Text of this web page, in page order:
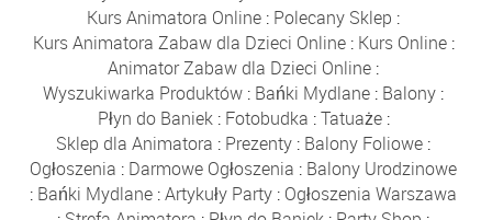
Kurs Animatora Online : Polecany Sklep :
Kurs Animatora Zabaw dla Dzieci Online: Kurs Online:
Animator Zabaw dla Dzieci Online :
Wyszukiwarka Produktów : Bańki Mydlane : Balony :
Płyn do Baniek: Fotobudka :Tatuaże:
Sklep dla Animatora : Prezenty : Balony Foliowe :
Ogłoszenia : Darmowe Ogłoszenia : Balony Urodzinowe
: Bańki Mydlane :Artykuły Party : Ogłoszenia Warszawa